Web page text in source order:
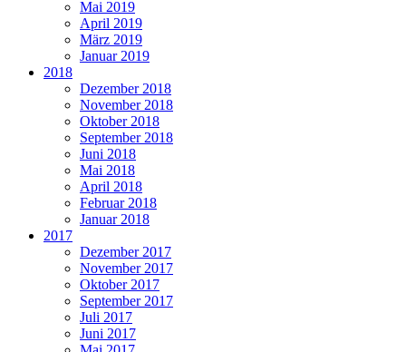
Mai 2019
April 2019
März 2019
Januar 2019
2018
Dezember 2018
November 2018
Oktober 2018
September 2018
Juni 2018
Mai 2018
April 2018
Februar 2018
Januar 2018
2017
Dezember 2017
November 2017
Oktober 2017
September 2017
Juli 2017
Juni 2017